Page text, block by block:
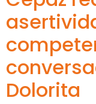
Dolorita